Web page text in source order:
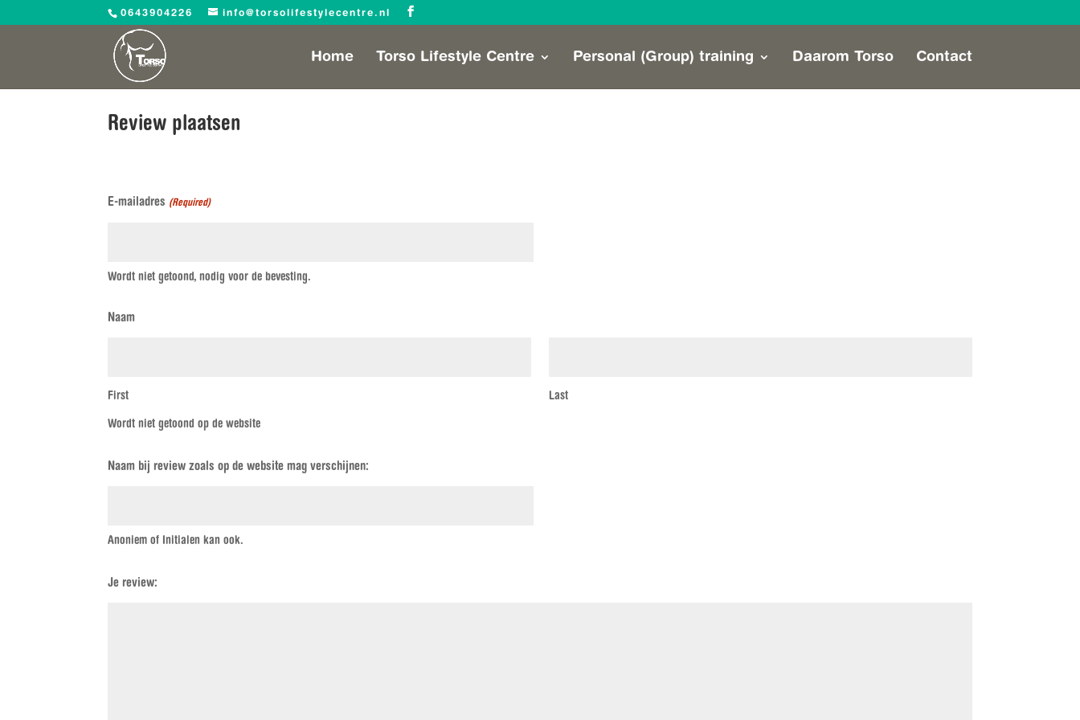
0643904226 info@torsolifestylecentre.nl
Home Torso Lifestyle Centre Personal (Group) training Daarom Torso Contact
Review plaatsen
E-mailadres (Required)
Wordt niet getoond, nodig voor de bevesting.
Naam
First Last
Wordt niet getoond op de website
Naam bij review zoals op de website mag verschijnen:
Anoniem of Initialen kan ook.
Je review: